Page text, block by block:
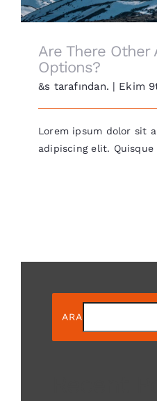
Are There Other
Options?
&s tarafından. | Ekim
Lorem ipsum dolor sit
adipiscing elit.
ARA